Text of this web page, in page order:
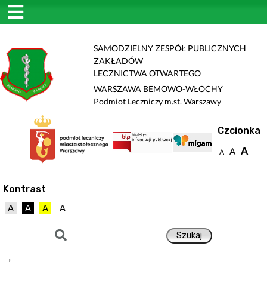
SAMODZIELNY ZESPÓŁ PUBLICZNYCH
ZAKŁADÓW
LECZNICTWA OTWARTEGO
WARSZAWA BEMOWO-WŁOCHY
Podmiot Leczniczy m.st. Warszawy
Czcionka
A A A
Kontrast
A A A A
→